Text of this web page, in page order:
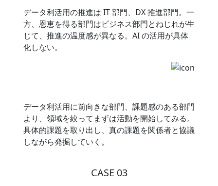
データ利活用の推進は IT 部門、DX 推進部門。一
方、恩恵を得る部門はビジネス部門とねじれが生
じて、推進の温度感が異なる。AI の活用が具体
化しない。
データ利活用に前向きな部門、課題感のある部門
より、領域を絞ってまずは活動を開始してみる。
具体的課題を取り出し、真の課題を関係者と協議
しながら発掘していく。
CASE 03